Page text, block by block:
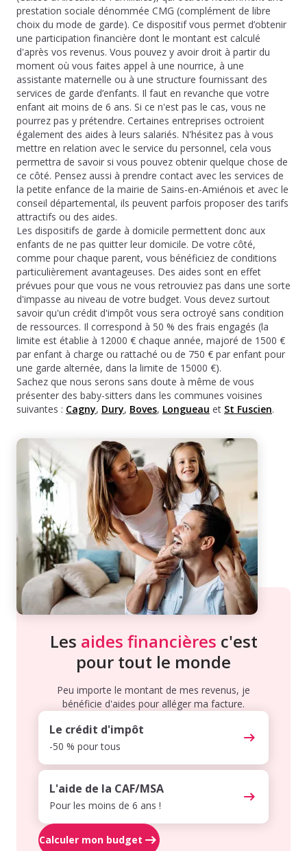
prestation sociale dénommée CMG (complément de libre
choix du mode de garde). Ce dispositif vous permet d’obtenir
une participation financière dont le montant est calculé
d'après vos revenus. Vous pouvez y avoir droit à partir du
moment où vous faites appel à une nourrice, à une
assistante maternelle ou à une structure fournissant des
services de garde d’enfants. Il faut en revanche que votre
enfant ait moins de 6 ans. Si ce n'est pas le cas, vous ne
pourrez pas y prétendre. Certaines entreprises octroient
également des aides à leurs salariés. N'hésitez pas à vous
mettre en relation avec le service du personnel, cela vous
permettra de savoir si vous pouvez obtenir quelque chose de
ce côté. Pensez aussi à prendre contact avec les services de
la petite enfance de la mairie de Sains-en-Amiénois et avec le
conseil départemental, ils peuvent parfois proposer des tarifs
attractifs ou des aides.
Les dispositifs de garde à domicile permettent donc aux
enfants de ne pas quitter leur domicile. De votre côté,
comme pour chaque parent, vous bénéficiez de conditions
particulièrement avantageuses. Des aides sont en effet
prévues pour que vous ne vous retrouviez pas dans une sorte
d'impasse au niveau de votre budget. Vous devez surtout
savoir qu'un crédit d'impôt vous sera octroyé sans condition
de ressources. Il correspond à 50 % des frais engagés (la
limite est établie à 12000 € chaque année, majoré de 1500 €
par enfant à charge ou rattaché ou de 750 € par enfant pour
une garde alternée, dans la limite de 15000 €).
Sachez que nous serons sans doute à même de vous
présenter des baby-sitters dans les communes voisines
suivantes : Cagny, Dury, Boves, Longueau et St Fuscien.
Les aides financières c'est
pour tout le monde
Peu importe le montant de mes revenus, je
bénéficie d'aides pour alléger ma facture.
Le crédit d'impôt
-50 % pour tous
L'aide de la CAF/MSA
Pour les moins de 6 ans !
Calculer mon budget